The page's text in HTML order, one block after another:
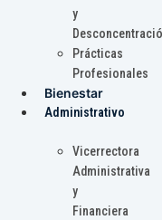
y
Prácticas
Profesionales
Bienestar
Administrativo
Vicerrectora
Administrativa
y
Financiera